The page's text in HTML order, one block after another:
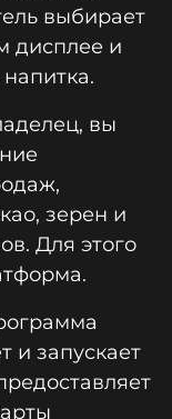
выбирает
дисплее и
вы
зерен и
Для этого
и запускает